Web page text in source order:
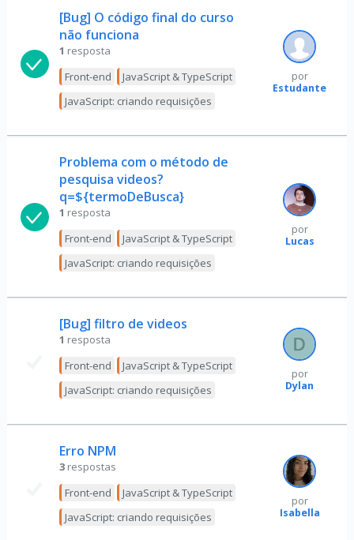
[Bug] O código final do curso
não funciona
1 resposta
Front-end
JavaScript & TypeScript
JavaScript: criando requisições
por
Estudante
Problema com o método de
pesquisa videos?
q=${termoDeBusca}
1 resposta
Front-end
JavaScript & TypeScript
JavaScript: criando requisições
por
Lucas
[Bug] filtro de videos
1 resposta
Front-end
JavaScript & TypeScript
JavaScript: criando requisições
por
Dylan
Erro NPM
3 respostas
Front-end
JavaScript & TypeScript
JavaScript: criando requisições
por
Isabella